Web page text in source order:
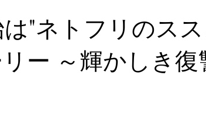
"ネトフリのスス
ー ～輝かしき